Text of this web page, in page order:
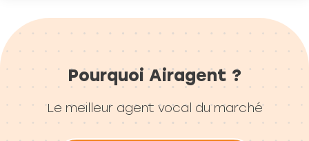
Pourquoi Airagent ?
Le meilleur agent vocal du marché